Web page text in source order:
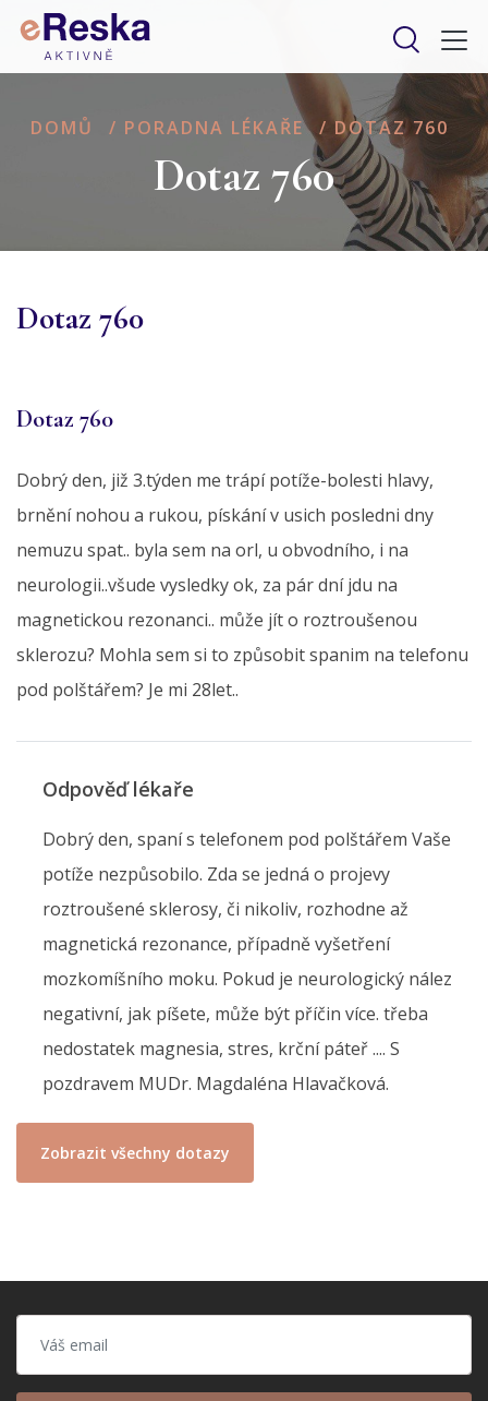
DOMŮ / PORADNA LÉKAŘE / DOTAZ 760
Dotaz 760
Dotaz 760
Dotaz 760
Dobrý den, již 3.týden me trápí potíže-bolesti hlavy,
brnění nohou a rukou, pískání v usich posledni dny
nemuzu spat.. byla sem na orl, u obvodního, i na
neurologii..všude vysledky ok, za pár dní jdu na
magnetickou rezonanci.. může jít o roztroušenou
sklerozu? Mohla sem si to způsobit spanim na telefonu
pod polštářem? Je mi 28let..
Odpověď lékaře
Dobrý den, spaní s telefonem pod polštářem Vaše
potíže nezpůsobilo. Zda se jedná o projevy
roztroušené sklerosy, či nikoliv, rozhodne až
magnetická rezonance, případně vyšetření
mozkomíšního moku. Pokud je neurologický nález
negativní, jak píšete, může být příčin více. třeba
nedostatek magnesia, stres, krční páteř .... S
pozdravem MUDr. Magdaléna Hlavačková.
Zobrazit všechny dotazy